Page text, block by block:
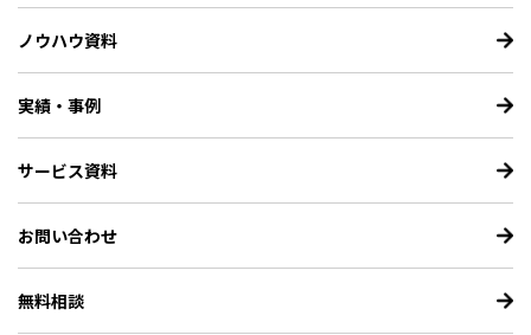
ノウハウ資料
実績・事例
サービス資料
お問い合わせ
無料相談